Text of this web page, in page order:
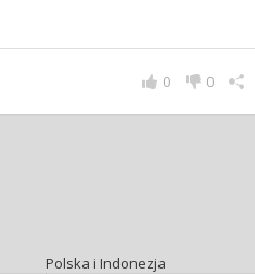
0
0
Polska i Indonezja